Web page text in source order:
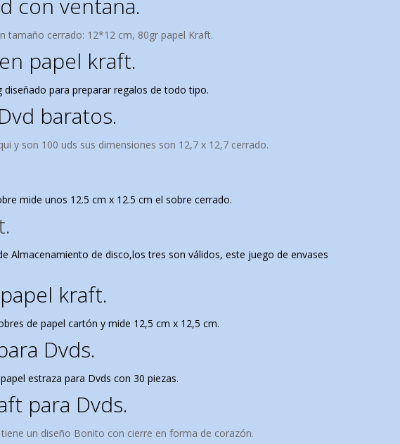
con ventana.
tamaño cerrado: 12*12 cm, 80gr papel Kraft.
papel kraft.
para preparar regalos de todo tipo.
baratos.
y son 100 uds sus dimensiones son 12,7 x 12,7 cerrado.
mide unos 12.5 cm x 12.5 cm el sobre cerrado.
Almacenamiento de disco,los tres son válidos, este juego de envases
kraft.
de papel cartón y mide 12,5 cm x 12,5 cm.
Dvds.
estraza para Dvds con 30 piezas.
para Dvds.
un diseño Bonito con cierre en forma de corazón.